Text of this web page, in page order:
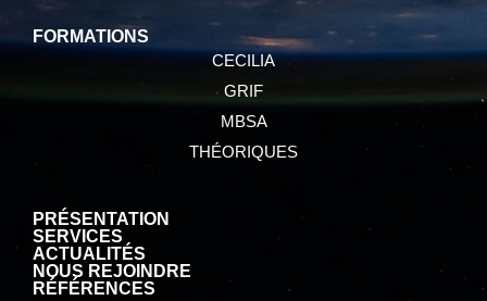
FORMATIONS
CECILIA
GRIF
MBSA
THÉORIQUES
PRÉSENTATION
SERVICES
ACTUALITÉS
NOUS REJOINDRE
RÉFÉRENCES